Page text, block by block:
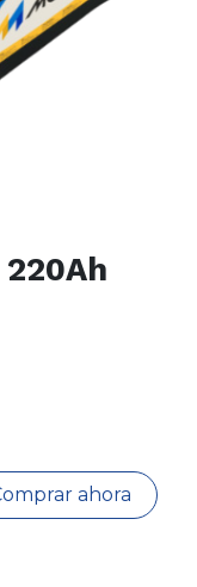
220Ah
ahora